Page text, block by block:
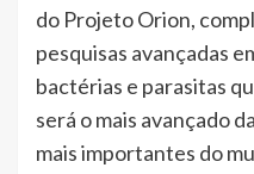
do Projeto Orion,
pesquisas avançadas
bactérias e parasitas
será o mais avançado
mais importantes do